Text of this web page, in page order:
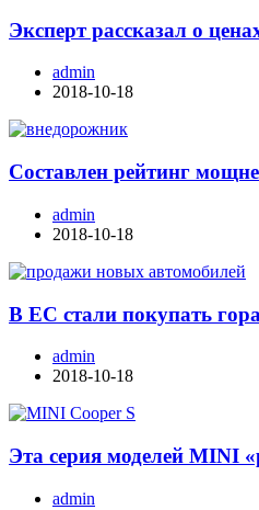
Эксперт рассказал о
admin
2018-10-18
Составлен рейтинг
admin
2018-10-18
В ЕС стали покупать
admin
2018-10-18
Эта серия моделей MINI
admin